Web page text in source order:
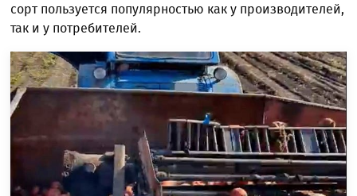
сорт пользуется популярностью как у производителей,
так и у потребителей.